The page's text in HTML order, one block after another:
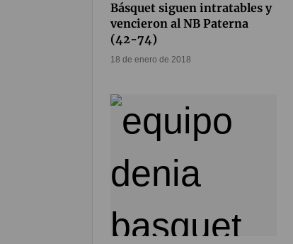
Básquet siguen intratables y
vencieron al NB Paterna
(42-74)
18 de enero de 2018